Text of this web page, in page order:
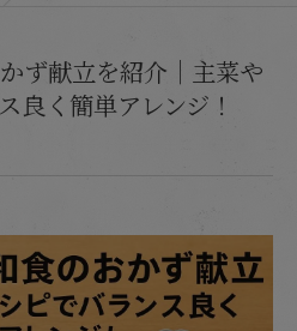
ず献立を紹介｜主菜や
良く簡単アレンジ！